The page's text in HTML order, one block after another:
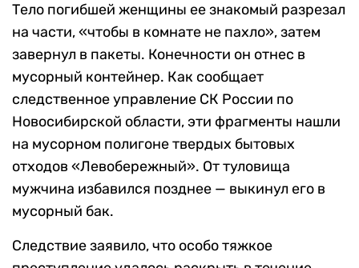
Тело погибшей женщины ее знакомый разрезал
на части, «чтобы в комнате не пахло», затем
завернул в пакеты. Конечности он отнес в
мусорный контейнер. Как сообщает
следственное управление СК России по
Новосибирской области, эти фрагменты нашли
на мусорном полигоне твердых бытовых
отходов «Левобережный». От туловища
мужчина избавился позднее — выкинул его в
мусорный бак.
Следствие заявило, что особо тяжкое